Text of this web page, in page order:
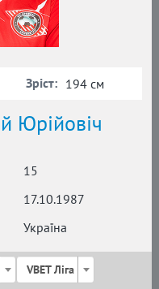
Юрійовіч
15
17.10.1987
Україна
Зріст: 194 см
VBET Ліга